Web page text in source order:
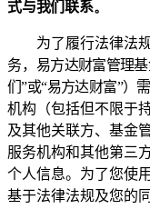
式与我们联系。
为了履行法律法
务， 易方达财富管理
们”或“易方达财富”）
机构（包括但不限于
及其他关联方、基金
服务机构和其他第三
个人信息。为了您使
基于法律法规及您的